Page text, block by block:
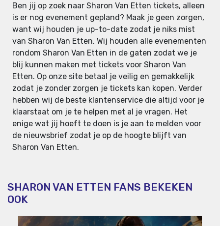
Ben jij op zoek naar Sharon Van Etten tickets, alleen
is er nog evenement gepland? Maak je geen zorgen,
want wij houden je up-to-date zodat je niks mist
van Sharon Van Etten. Wij houden alle evenementen
rondom Sharon Van Etten in de gaten zodat we je
blij kunnen maken met tickets voor Sharon Van
Etten. Op onze site betaal je veilig en gemakkelijk
zodat je zonder zorgen je tickets kan kopen. Verder
hebben wij de beste klantenservice die altijd voor je
klaarstaat om je te helpen met al je vragen. Het
enige wat jij hoeft te doen is je aan te melden voor
de nieuwsbrief zodat je op de hoogte blijft van
Sharon Van Etten.
SHARON VAN ETTEN FANS BEKEKEN
OOK